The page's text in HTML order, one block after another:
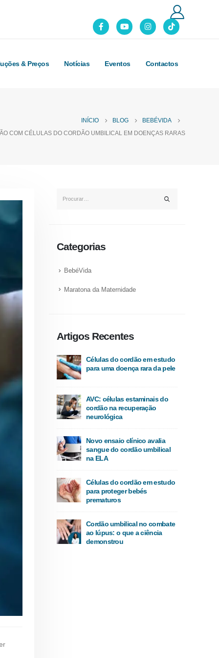
& Preços Notícias Eventos Contactos
INÍCIO BLOG
BEBÉVIDA
COM CÉLULAS DO CORDÃO UMBILICAL EM DOENÇAS RARAS
Categorias
BebéVida
Maratona da Maternidade
Artigos Recentes
Células do cordão em estudo
para uma doença rara da pele
AVC: células estaminais do
cordão na recuperação
neurológica
Novo ensaio clínico avalia
sangue do cordão umbilical
na ELA
Células do cordão em estudo
para proteger bebés
prematuros
Cordão umbilical no combate
ao lúpus: o que a ciência
demonstrou